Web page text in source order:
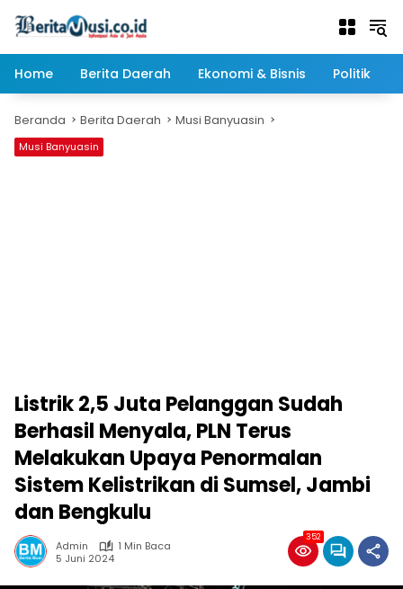
Home
Berita Daerah Ekonomi & Bisnis Politik
Beranda Berita Daerah Musi Banyuasin
Musi Banyuasin
Listrik 2,5 Juta Pelanggan Sudah
Berhasil Menyala, PLN Terus
Melakukan Upaya Penormalan
Sistem Kelistrikan di Sumsel, Jambi
dan Bengkulu
Admin
1 Min Baca
5 Juni 2024
352